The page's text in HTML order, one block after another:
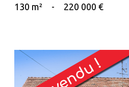
130 m² - 220 000 €